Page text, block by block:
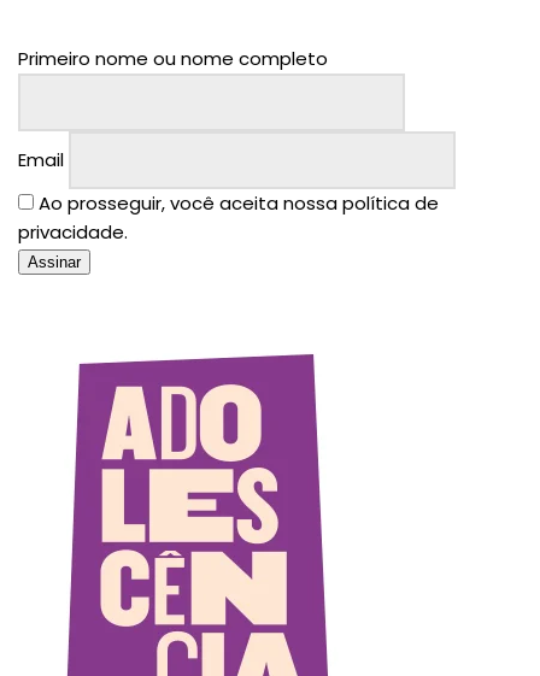
Primeiro nome ou nome completo
Email
Ao prosseguir, você aceita nossa política de
privacidade.